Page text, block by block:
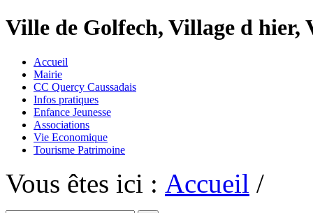
Ville de Golfech, Village d
Accueil
Mairie
CC Quercy Caussadais
Infos pratiques
Enfance Jeunesse
Associations
Vie Economique
Tourisme Patrimoine
Vous êtes ici : Accueil /